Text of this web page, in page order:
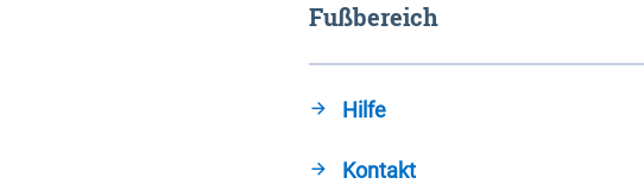
Fußbereich
Hilfe
Kontakt